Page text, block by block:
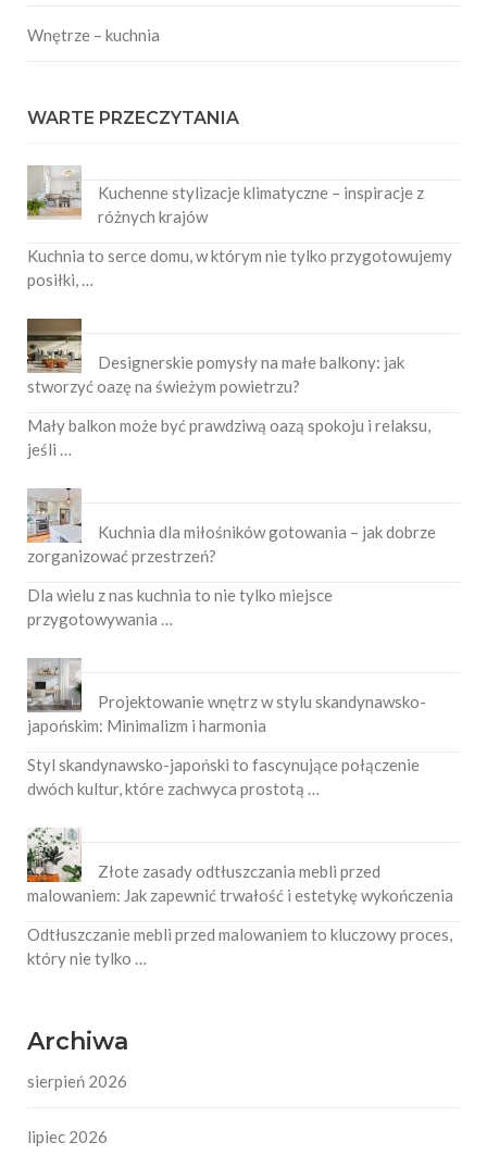
Wnętrze – kuchnia
WARTE PRZECZYTANIA
Kuchenne stylizacje klimatyczne – inspiracje z
różnych krajów
Kuchnia to serce domu, w którym nie tylko przygotowujemy
posiłki, …
Designerskie pomysły na małe balkony: jak
stworzyć oazę na świeżym powietrzu?
Mały balkon może być prawdziwą oazą spokoju i relaksu,
jeśli …
Kuchnia dla miłośników gotowania – jak dobrze
zorganizować przestrzeń?
Dla wielu z nas kuchnia to nie tylko miejsce
przygotowywania …
Projektowanie wnętrz w stylu skandynawsko-
japońskim: Minimalizm i harmonia
Styl skandynawsko-japoński to fascynujące połączenie
dwóch kultur, które zachwyca prostotą …
Złote zasady odtłuszczania mebli przed
malowaniem: Jak zapewnić trwałość i estetykę wykończenia
Odtłuszczanie mebli przed malowaniem to kluczowy proces,
który nie tylko …
Archiwa
sierpień 2026
lipiec 2026